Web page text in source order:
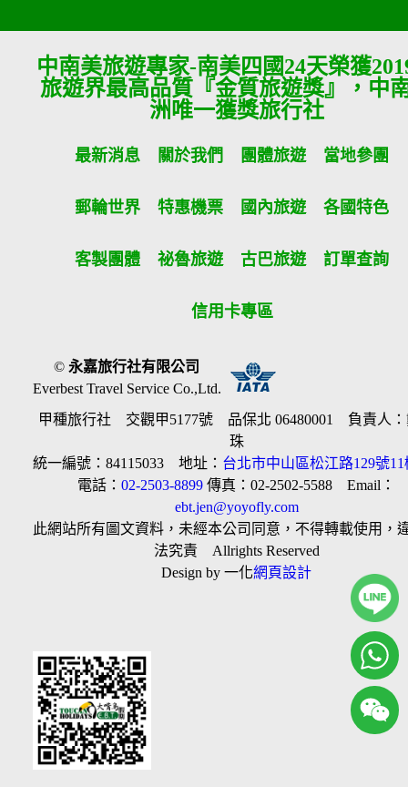
中南美旅遊專家-南美四國24天榮獲
旅遊界最高品質『金質旅遊獎』，中
洲唯一獲獎旅行社
最新消息 關於我們 團體旅遊 當地參團
郵輪世界 特惠機票 國內旅遊 各國特色
客製團體 祕魯旅遊 古巴旅遊 訂單查詢
信用卡專區
©永嘉旅行社有限公司
Everbest Travel Service Co.,Ltd.
甲種旅行社 交觀甲5177號 品保北 06480001 負責人：
珠
統一編號：84115033 地址： 台北市中山區松江路129號11
電話：02-2503-8899 傳真：02-2502-5588 Email：
ebt.jen@yoyofly.com
此網站所有圖文資料，未經本公司同意，不得轉載使用，
法究責 Allrights Reserved
Design by 一化網頁設計